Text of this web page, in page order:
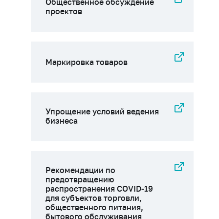
Общественное обсуждение
проектов
Маркировка товаров
Упрощение условий ведения
бизнеса
Рекомендации по
предотвращению
распространения COVID-19
для субъектов торговли,
общественного питания,
бытового обслуживания